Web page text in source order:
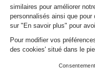
odocar2026©
CGV Particuliers
CGV Professionnels
Données